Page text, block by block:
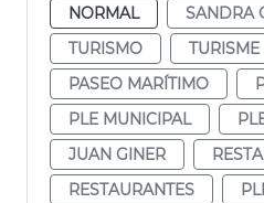
NORMAL
SANDRA
TURISMO
TURISME
PASEO MARÍTIMO
PLE MUNICIPAL
JUAN GINER
RESTAURANTES